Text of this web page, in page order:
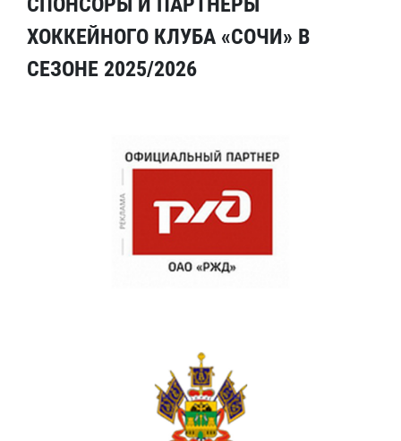
ХОККЕЙНОГО КЛУБА «СОЧИ» В
СЕЗОНЕ 2025/2026